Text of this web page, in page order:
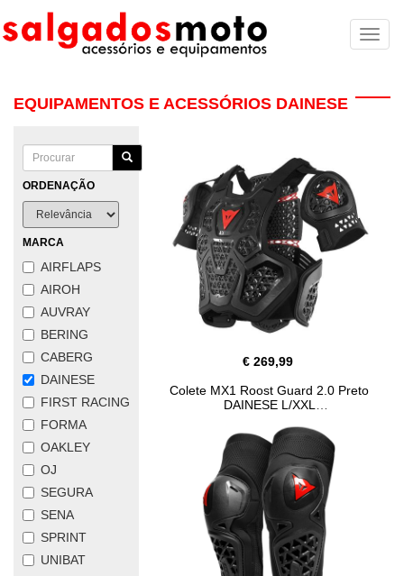
EQUIPAMENTOS E ACESSÓRIOS DAINESE
ORDENAÇÃO
MARCA
AIRFLAPS
AIROH
AUVRAY
BERING
CABERG
DAINESE
FIRST RACING
FORMA
OAKLEY
OJ
SEGURA
SENA
SPRINT
UNIBAT
€ 269,99
Colete MX1 Roost Guard 2.0 Preto
DAINESE L/XXL